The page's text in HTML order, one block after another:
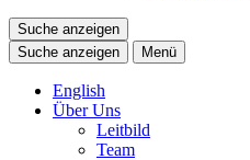
Suche anzeigen
Suche anzeigen
Menü
English
Über Uns
Leitbild
Team